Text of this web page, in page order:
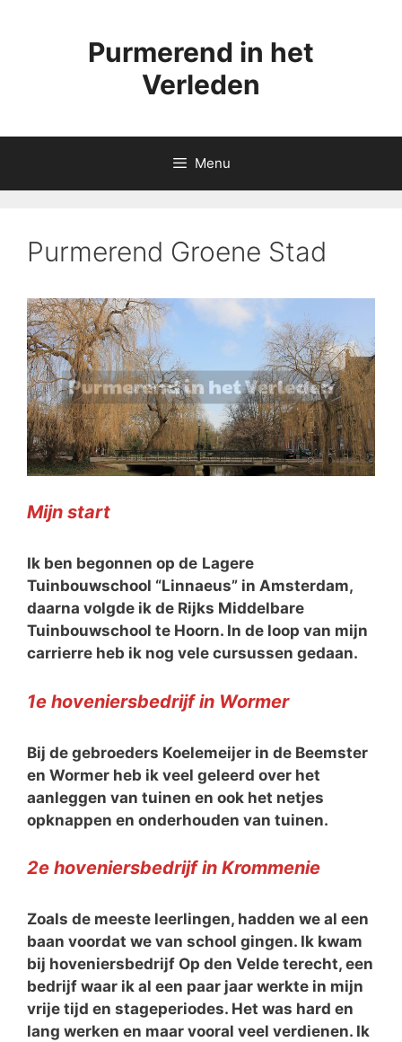
Purmerend in het
Verleden
Menu
Purmerend Groene Stad
Mijn start
Ik ben begonnen op de Lagere
Tuinbouwschool “Linnaeus” in Amsterdam,
daarna volgde ik de Rijks Middelbare
Tuinbouwschool te Hoorn. In de loop van mijn
carrierre heb ik nog vele cursussen gedaan.
1e hoveniersbedrijf in Wormer
Bij de gebroeders Koelemeijer in de Beemster
en Wormer heb ik veel geleerd over het
aanleggen van tuinen en ook het netjes
opknappen en onderhouden van tuinen.
2e hoveniersbedrijf in Krommenie
Zoals de meeste leerlingen, hadden we al een
baan voordat we van school gingen. Ik kwam
bij hoveniersbedrijf Op den Velde terecht, een
bedrijf waar ik al een paar jaar werkte in mijn
vrije tijd en stageperiodes. Het was hard en
lang werken en maar vooral veel verdienen. Ik